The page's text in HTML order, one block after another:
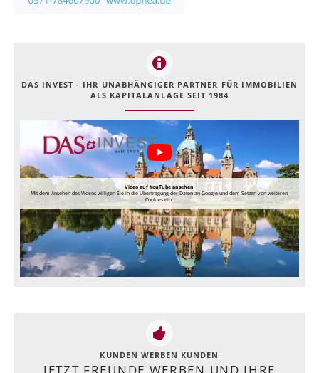
DAS INVEST - IHR UNABHÄNGIGER PARTNER FÜR IMMOBILIEN
ALS KAPITALANLAGE SEIT 1984
Video auf YouTube ansehen
Mit dem Ansehen des Videos willigen Sie in die Übertragung der Daten an Google und dem Setzen von weiteren
Cookies ein.
KUNDEN WERBEN KUNDEN